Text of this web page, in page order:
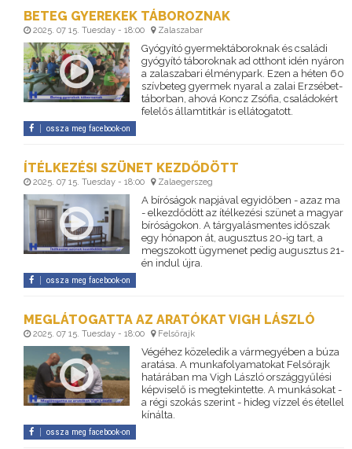
BETEG GYEREKEK TÁBOROZNAK
2025. 07 15. Tuesday - 18:00 Zalaszabar
Gyógyító gyermektáboroknak és családi
gyógyító táboroknak ad otthont idén nyáron
a zalaszabari élménypark. Ezen a héten 60
szívbeteg gyermek nyaral a zalai Erzsébet-
táborban, ahová Koncz Zsófia, családokért
felelős államtitkár is ellátogatott.
ossza meg facebook-on
ÍTÉLKEZÉSI SZÜNET KEZDŐDÖTT
2025. 07 15. Tuesday - 18:00 Zalaegerszeg
A bíróságok napjával egyidőben - azaz ma
- elkezdődött az ítélkezési szünet a magyar
bíróságokon. A tárgyalásmentes időszak
egy hónapon át, augusztus 20-ig tart, a
megszokott ügymenet pedig augusztus 21-
én indul újra.
ossza meg facebook-on
MEGLÁTOGATTA AZ ARATÓKAT VIGH LÁSZLÓ
2025. 07 15. Tuesday - 18:00 Felsőrajk
Végéhez közeledik a vármegyében a búza
aratása. A munkafolyamatokat Felsőrajk
határában ma Vigh László országgyűlési
képviselő is megtekintette. A munkásokat -
a régi szokás szerint - hideg vízzel és étellel
kínálta.
ossza meg facebook-on